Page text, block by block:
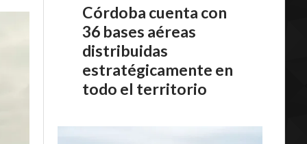
Córdoba cuenta con
36 bases aéreas
distribuidas
estratégicamente en
todo el territorio